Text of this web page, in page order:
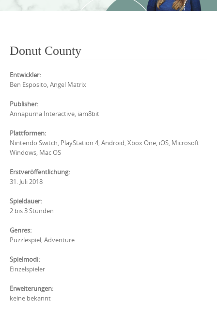
Donut County
Entwickler:
Ben Esposito, Angel Matrix
Publisher:
Annapurna Interactive, iam8bit
Plattformen:
Nintendo Switch, PlayStation 4, Android, Xbox One, iOS, Microsoft
Windows, Mac OS
Erstveröffentlichung:
31. Juli 2018
Spieldauer:
2 bis 3 Stunden
Genres:
Puzzlespiel, Adventure
Spielmodi:
Einzelspieler
Erweiterungen:
keine bekannt